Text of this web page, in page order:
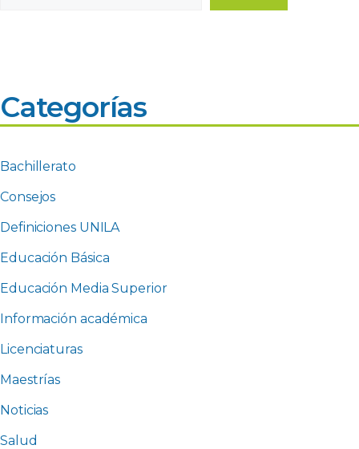
Categorías
Bachillerato
Consejos
Definiciones UNILA
Educación Básica
Educación Media Superior
Información académica
Licenciaturas
Maestrías
Noticias
Salud